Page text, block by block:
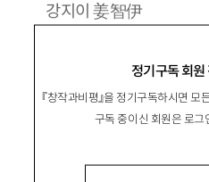
정기구독 회원
『창작과비평』을 정기구독하시면
구독 중이신 회원은 로그
강지이 姜智伊
로 등단. 시집 『수평으
음.